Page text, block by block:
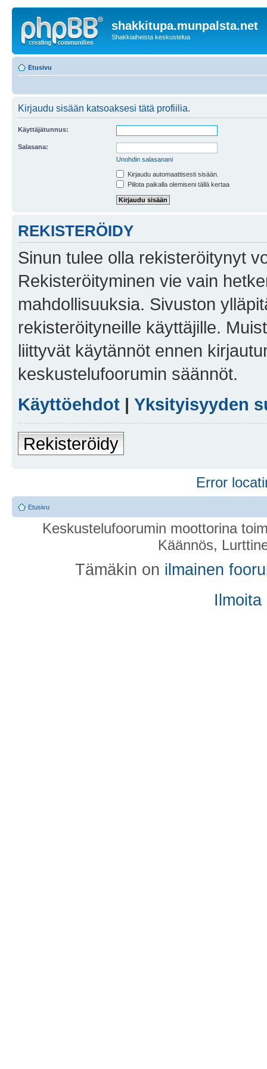
shakkitupa.munpalsta.net
Shakkiaiheista keskustelua
Etusivu
Kirjaudu sisään katsoaksesi tätä profiilia.
Käyttäjätunnus:
Salasana:
Unohdin salasanani
Kirjaudu automaattisesti sisään.
Piilota paikalla olemiseni tällä kertaa
REKISTERÖIDY
Sinun tulee olla rekisteröitynyt
Rekisteröityminen vie vain
mahdollisuuksia. Sivuston
rekisteröityneille käyttäjille.
liittyvät käytännöt ennen
keskustelufoorumin säännöt.
Käyttöehdot | Yksityisyyden
Rekisteröidy
Error
Etusivu
Keskustelufoorumin moottorina
Käännös,
Tämäkin on ilmainen